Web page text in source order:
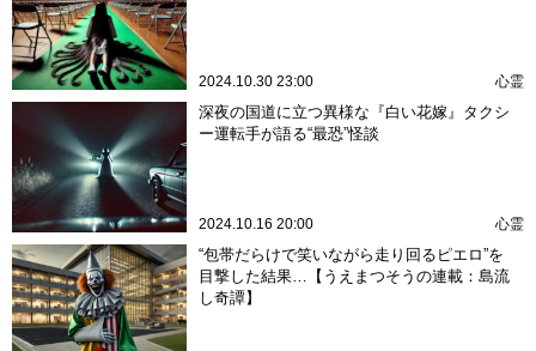
2024.10.30 23:00 心霊
深夜の国道に立つ異様な『白い花嫁』タクシ
ー運転手が語る“最恐”怪談
2024.10.16 20:00 心霊
“包帯だらけで笑いながら走り回るピエロ”を
目撃した結果…【うえまつそうの連載：島流
し奇譚】